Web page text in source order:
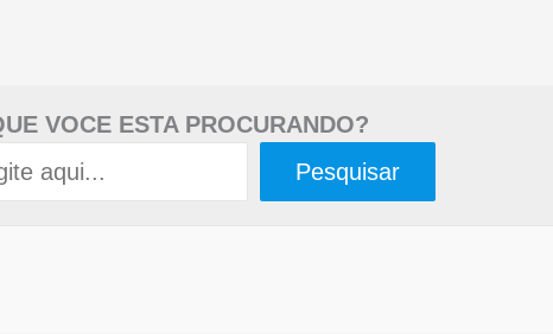
VOCE ESTA PROCURANDO?
Pesquisar